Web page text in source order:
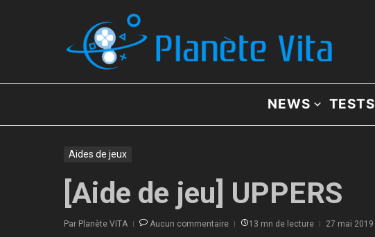
NEWS TESTS
Aides de jeux
[Aide de jeu] UPPERS
Par Planète VITA Aucun commentaire 13 mn de lecture 27 mai 2019